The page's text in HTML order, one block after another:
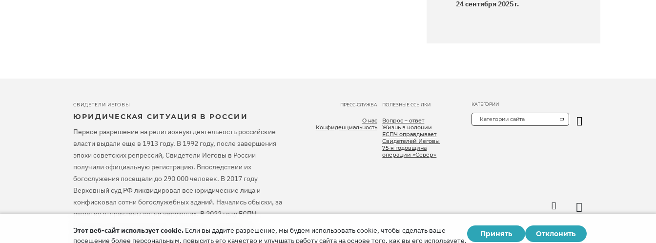
24 сентября 2025 г.
СВИДЕТЕЛИ ИЕГОВЫ
ЮРИДИЧЕСКАЯ СИТУАЦИЯ В РОССИИ
Первое разрешение на религиозную деятельность российские
власти выдали еще в 1913 году. В 1992 году, после завершения
эпохи советских репрессий, Свидетели Иеговы в России
получили официальную регистрацию. Впоследствии их
богослужения посещали до 290 000 человек. В 2017 году
Верховный суд РФ ликвидировал все юридические лица и
конфисковал сотни богослужебных зданий. Начались обыски, за
решетку отправлены сотни верующих. В 2022 году ЕСПЧ
уголовное преследование и компенсировать весь причиненный
ПРЕСС-СЛУЖБА
О нас
Конфиденциальность
ПОЛЕЗНЫЕ ССЫЛКИ
Вопрос – ответ
Жизнь в колонии
ЕСПЧ оправдывает
Свидетелей Иеговы
75-я годовщина
операции «Север»
КАТЕГОРИИ
Категории сайта
Этот веб-сайт использует cookie. Если вы дадите разрешение, мы будем использовать cookie, чтобы сделать ваше
посещение более персональным, повысить его качество и улучшать работу сайта на основе того, как вы его используете.
Принять Отклонить